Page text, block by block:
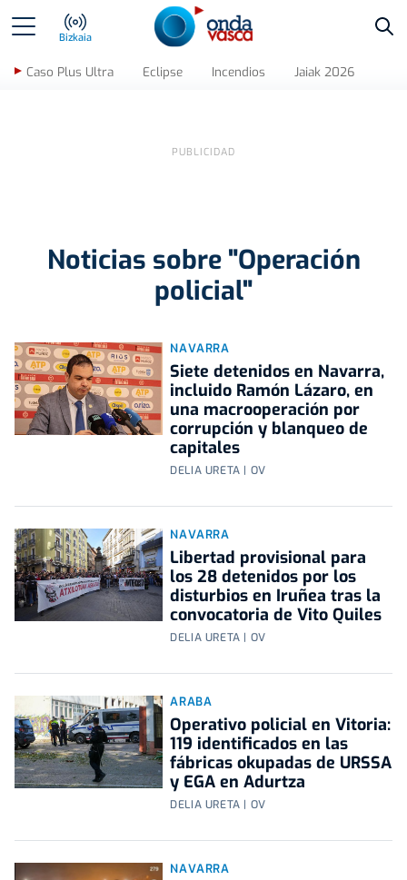
Bizkaia
Caso Plus Ultra Eclipse Incendios Jaiak 2026
Noticias sobre "Operación
policial"
NAVARRA
Siete detenidos en Navarra,
incluido Ramón Lázaro, en
una macrooperación por
corrupción y blanqueo de
capitales
DELIA URETA | OV
NAVARRA
Libertad provisional para
los 28 detenidos por los
disturbios en Iruñea tras la
convocatoria de Vito Quiles
DELIA URETA | OV
ARABA
Operativo policial en Vitoria:
119 identificados en las
fábricas okupadas de URSSA
y EGA en Adurtza
DELIA URETA | OV
NAVARRA